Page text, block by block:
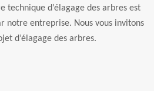
technique d’élagage des arbres est
notre entreprise. Nous vous invitons
d’élagage des arbres.